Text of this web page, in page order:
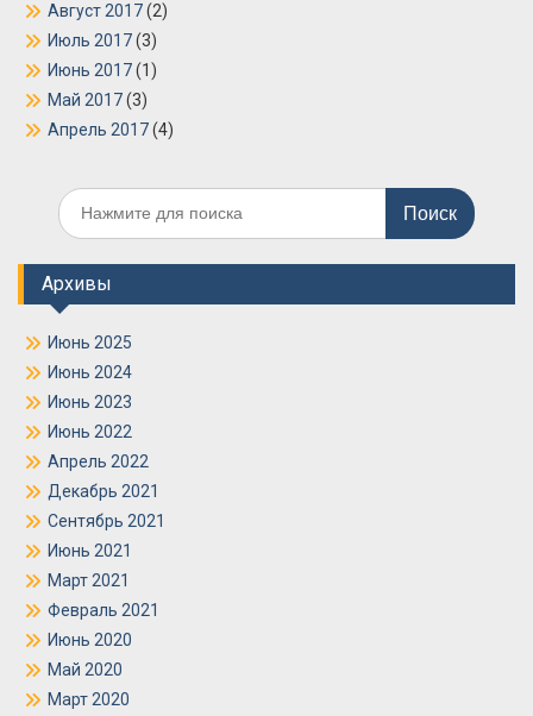
Август 2017(2)
Июль 2017(3)
Июнь 2017(1)
Май 2017(3)
Апрель 2017(4)
Поиск
по:
Архивы
Июнь 2025
Июнь 2024
Июнь 2023
Июнь 2022
Апрель 2022
Декабрь 2021
Сентябрь 2021
Июнь 2021
Март 2021
Февраль 2021
Июнь 2020
Май 2020
Март 2020